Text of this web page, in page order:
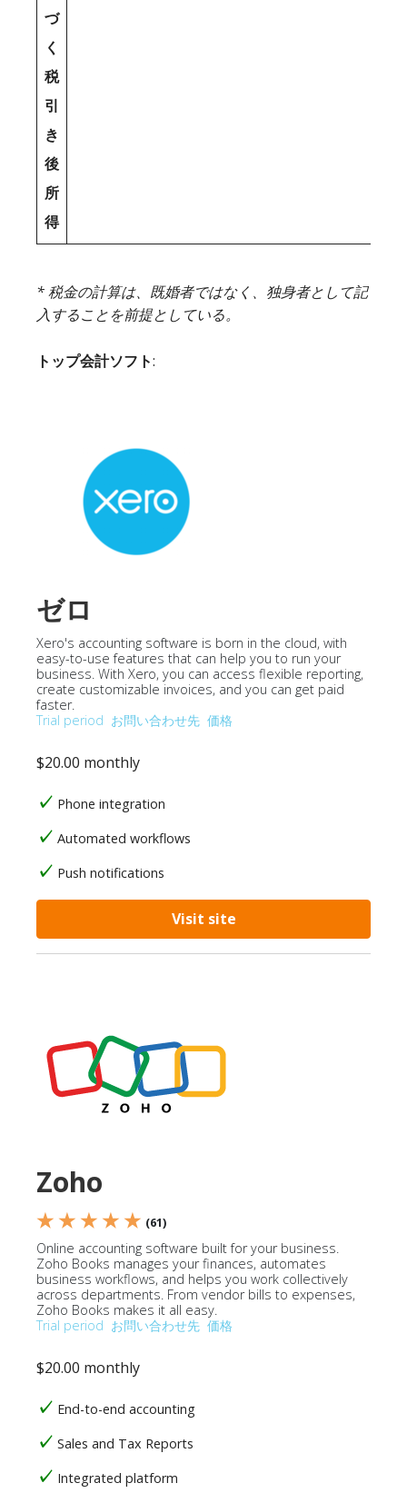
づ
く
税
引
き
後
所
得
* 税金の計算は、既婚者ではなく、独身者として記
入することを前提としている。
トップ会計ソフト:
ゼロ
Xero's accounting software is born in the cloud, with
easy-to-use features that can help you to run your
business. With Xero, you can access flexible reporting,
create customizable invoices, and you can get paid
faster.
Trial period お問い合わせ先 価格
$20.00 monthly
Phone integration
Automated workflows
Push notifications
Visit site
Zoho
★ ★ ★ ★ ★ (61)
Online accounting software built for your business.
Zoho Books manages your finances, automates
business workflows, and helps you work collectively
across departments. From vendor bills to expenses,
Zoho Books makes it all easy.
Trial period お問い合わせ先 価格
$20.00 monthly
End-to-end accounting
Sales and Tax Reports
Integrated platform